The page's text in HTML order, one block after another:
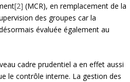
[2] (MCR), en remplacement de la
des groupes car la
évaluée également au
cadre prudentiel a en effet aussi
le contrôle interne. La gestion des